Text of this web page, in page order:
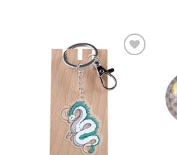
ønskeliste